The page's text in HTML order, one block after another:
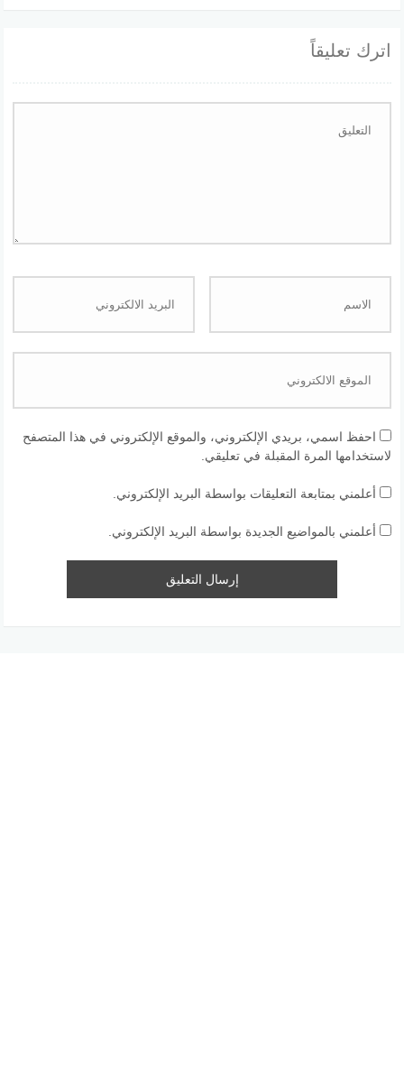
اترك تعليقاً
احفظ اسمي، بريدي الإلكتروني، والموقع الإلكتروني في هذا المتصفح
لاستخدامها المرة المقبلة في تعليقي.
أعلمني بمتابعة التعليقات بواسطة البريد الإلكتروني.
أعلمني بالمواضيع الجديدة بواسطة البريد الإلكتروني.